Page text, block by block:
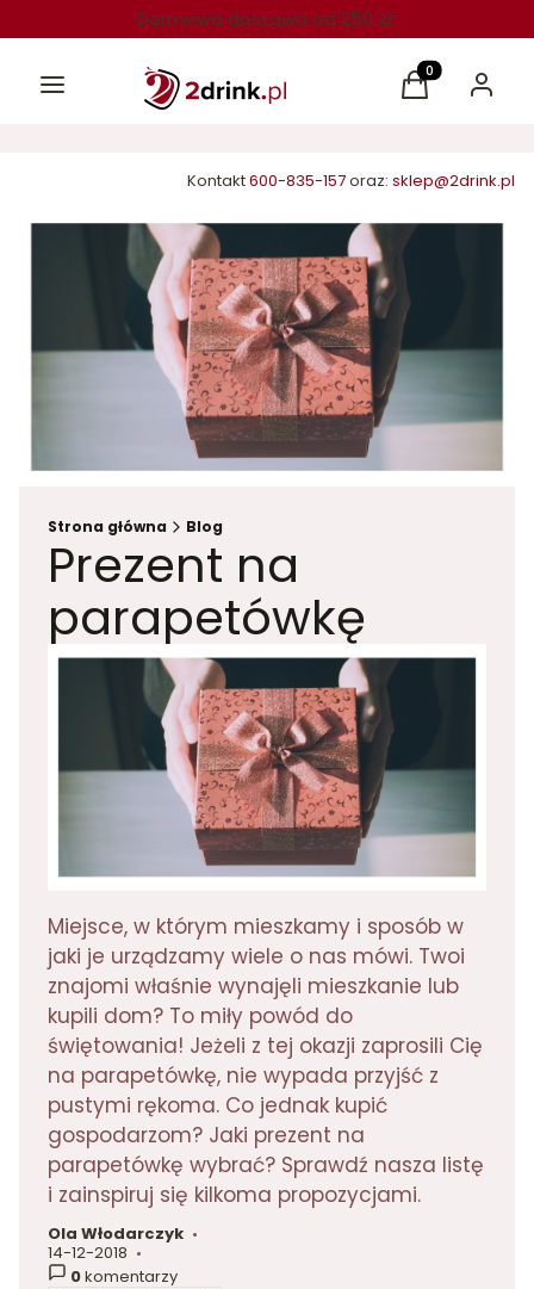
Darmowa dostawa od 250 zł
Menu Produkty w
Koszyk Zaloguj
Kontakt600-835-157oraz: sklep@2drink.pl
Strona główna Blog
Prezent na
parapetówkę
Miejsce, w którym mieszkamy i sposób w
jaki je urządzamy wiele o nas mówi. Twoi
znajomi właśnie wynajęli mieszkanie lub
kupili dom? To miły powód do
świętowania! Jeżeli z tej okazji zaprosili Cię
na parapetówkę, nie wypada przyjść z
pustymi rękoma. Co jednak kupić
gospodarzom? Jaki prezent na
parapetówkę wybrać? Sprawdź nasza listę
i zainspiruj się kilkoma propozycjami.
autor:
Ola Włodarczyk
dodano:
14-12-2018
0komentarzy